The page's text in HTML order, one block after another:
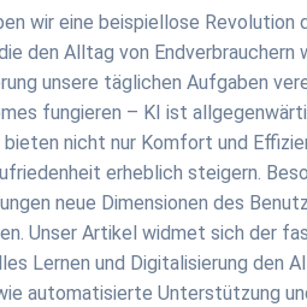
wir eine beispiellose
den Alltag von
unsere täglichen Aufgaben
fungieren – KI ist
nicht nur Komfort und
erheblich steigern.
neue Dimensionen des
Unser Artikel widmet sich der
Lernen und Digitalisierung den
automatisierte Unterstützung